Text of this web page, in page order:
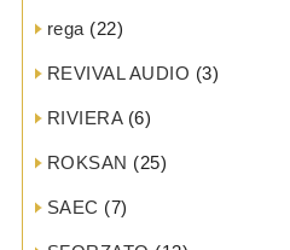
rega (22)
REVIVAL AUDIO (3)
RIVIERA(6)
ROKSAN (25)
SAEC (7)